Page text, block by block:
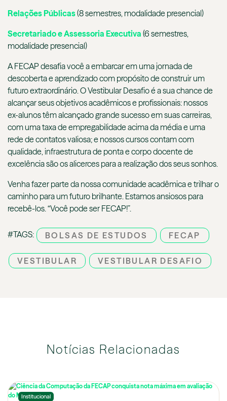
Relações Públicas(8 semestres, modalidade presencial)
Secretariado e Assessoria Executiva (6 semestres,
modalidade presencial)
A FECAP desafia você a embarcar em uma jornada de
descoberta e aprendizado com propósito de construir um
futuro extraordinário. O Vestibular Desafio é a sua chance de
alcançar seus objetivos acadêmicos e profissionais: nossos
ex-alunos têm alcançado grande sucesso em suas carreiras,
com uma taxa de empregabilidade acima da média e uma
rede de contatos valiosa; e nossos cursos contam com
qualidade, infraestrutura de ponta e corpo docente de
excelência são os alicerces para a realização dos seus sonhos.
Venha fazer parte da nossa comunidade acadêmica e trilhar o
caminho para um futuro brilhante. Estamos ansiosos para
recebê-los. “Você pode ser FECAP!”.
#TAGS: BOLSAS DE ESTUDOS FECAP
VESTIBULAR VESTIBULAR DESAFIO
Notícias Relacionadas
Institucional